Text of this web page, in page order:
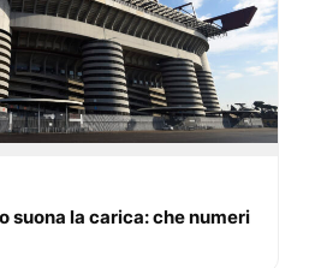
suona la carica: che numeri